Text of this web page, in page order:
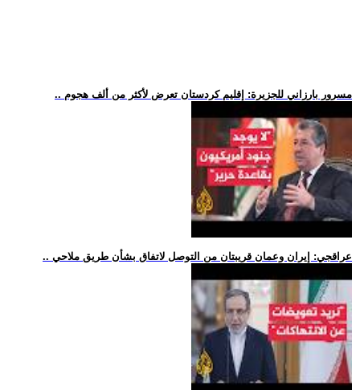
.. مسرور بارزاني للجزيرة: إقليم كردستان تعرض لأكثر من ألف هجوم
.. عراقجي: إيران وعمان قريبتان من التوصل لاتفاق بشأن طريق ملاحي